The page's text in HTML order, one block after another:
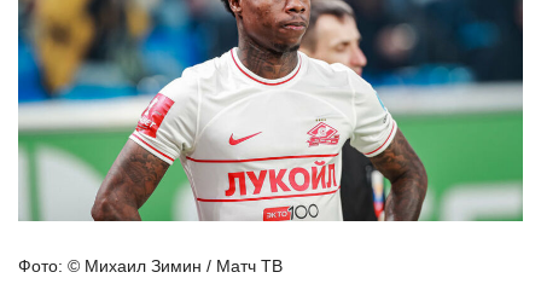
Фото: © Михаил Зимин / Матч ТВ